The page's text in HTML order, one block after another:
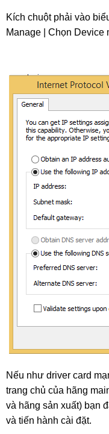
Kích chuột phải vào
Manage | Chọn Device
Nếu như driver card
trang chủ của hãng
và hãng sản xuất) bạn
và tiến hành cài đặt.